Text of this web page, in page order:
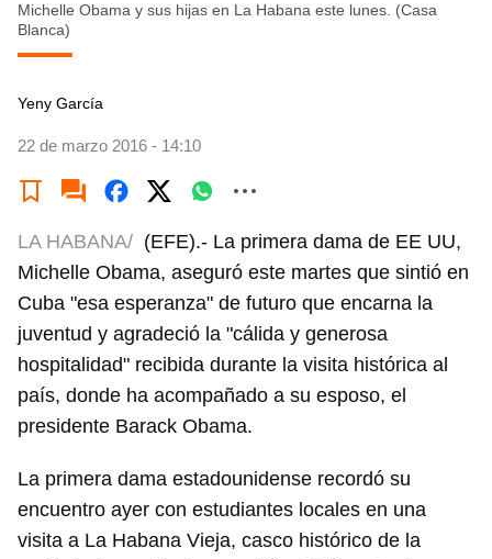
Michelle Obama y sus hijas en La Habana este lunes. (Casa
Blanca)
Yeny García
22 de marzo 2016 - 14:10
LA HABANA/ (EFE).- La primera dama de EE UU,
Michelle Obama, aseguró este martes que sintió en
Cuba "esa esperanza" de futuro que encarna la
juventud y agradeció la "cálida y generosa
hospitalidad" recibida durante la visita histórica al
país, donde ha acompañado a su esposo, el
presidente Barack Obama.
La primera dama estadounidense recordó su
encuentro ayer con estudiantes locales en una
visita a La Habana Vieja, casco histórico de la